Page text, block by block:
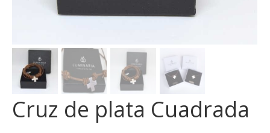
Cruz de plata Cuadrada